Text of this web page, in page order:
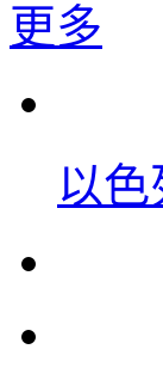
更多
以